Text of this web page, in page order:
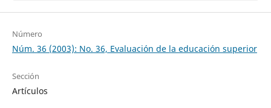
Número
Núm. 36 (2003): No. 36, Evaluación de la educación superior
Sección
Artículos